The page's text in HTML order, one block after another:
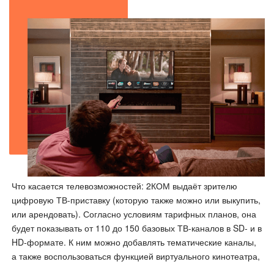
Что касается телевозможностей: 2КОМ выдаёт зрителю
цифровую ТВ-приставку (которую также можно или выкупить,
или арендовать). Согласно условиям тарифных планов, она
будет показывать от 110 до 150 базовых ТВ-каналов в SD- и в
HD-формате. К ним можно добавлять тематические каналы,
а также воспользоваться функцией виртуального кинотеатра,